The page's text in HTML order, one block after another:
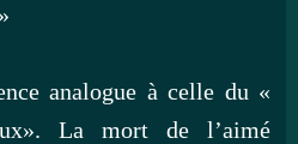
analogue à celle du «
La mort de l’aimé